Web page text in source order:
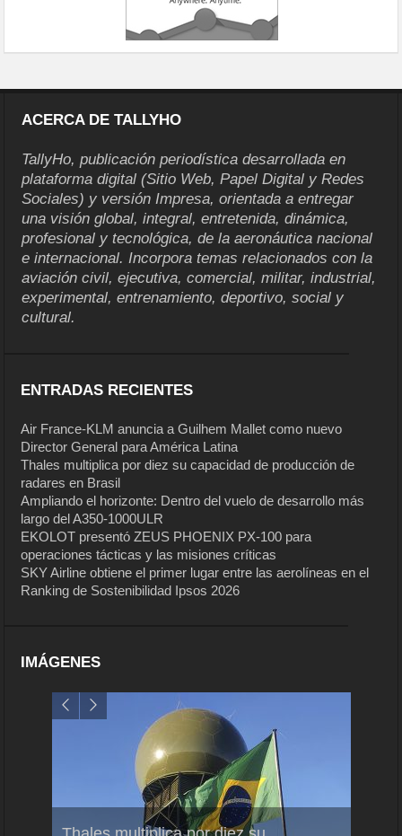
ACERCA DE TALLYHO
TallyHo, publicación periodística desarrollada en
plataforma digital (Sitio Web, Papel Digital y Redes
Sociales) y versión Impresa, orientada a entregar
una visión global, integral, entretenida, dinámica,
profesional y tecnológica, de la aeronáutica nacional
e internacional. Incorpora temas relacionados con la
aviación civil, ejecutiva, comercial, militar, industrial,
experimental, entrenamiento, deportivo, social y
cultural.
ENTRADAS RECIENTES
Air France-KLM anuncia a Guilhem Mallet como nuevo
Director General para América Latina
Thales multiplica por diez su capacidad de producción de
radares en Brasil
Ampliando el horizonte: Dentro del vuelo de desarrollo más
largo del A350-1000ULR
EKOLOT presentó ZEUS PHOENIX PX-100 para
operaciones tácticas y las misiones críticas
SKY Airline obtiene el primer lugar entre las aerolíneas en el
Ranking de Sostenibilidad Ipsos 2026
IMÁGENES